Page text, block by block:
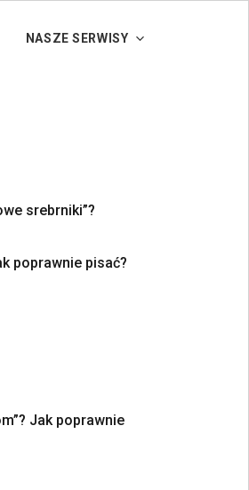
NASZE SERWISY
srebrniki”?
poprawnie pisać?
Jak poprawnie